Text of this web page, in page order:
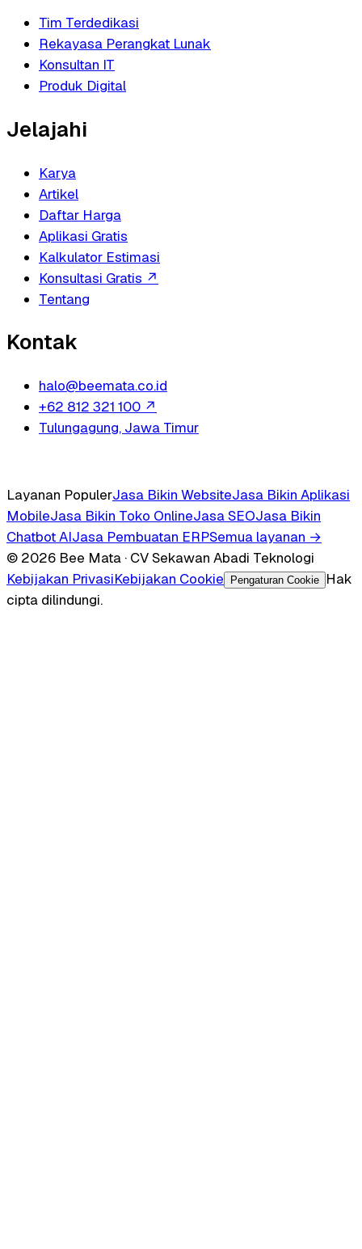
Tim Terdedikasi
Rekayasa Perangkat Lunak
Konsultan IT
Produk Digital
Jelajahi
Karya
Artikel
Daftar Harga
Aplikasi Gratis
Kalkulator Estimasi
Konsultasi Gratis ↗
Tentang
Kontak
halo@beemata.co.id
+62 812 321 100 ↗
Tulungagung, Jawa Timur
Layanan PopulerJasa Bikin WebsiteJasa Bikin Aplikasi
MobileJasa Bikin Toko OnlineJasa SEOJasa Bikin
Chatbot AIJasa Pembuatan ERPSemua layanan →
© 2026 Bee Mata · CV Sekawan Abadi Teknologi
Kebijakan PrivasiKebijakan Cookie Pengaturan Cookie
Hak
cipta dilindungi.